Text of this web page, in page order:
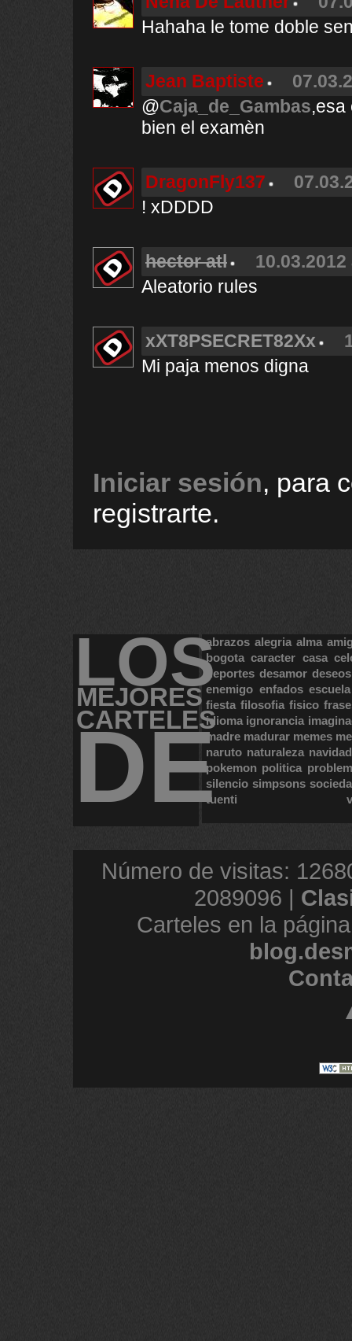
Hahaha le tome doble
Jean Baptiste
@Caja_de_Gambas,esa
bien el examèn
DragonFly137
! xDDDD
hector atl
Aleatorio rules
xXT8PSECRET82Xx
Mi paja menos digna
Iniciar sesión, para
registrarte.
LOS
MEJORES
CARTELES
DE
abrazos alegria alma
bogota caracter casa
deportes desamor deseos
enemigo enfados escuela
fiesta filosofia fisico
idioma ignorancia
madre madurar memes
naruto naturaleza navidad
pokemon politica
silencio simpsons
tuenti
Número de visitas:
2089096 |
Carteles en la